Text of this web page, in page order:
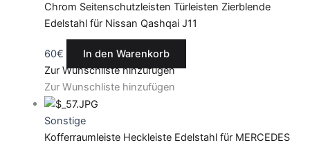
Chrom Seitenschutzleisten Türleisten Zierblende
Edelstahl für Nissan Qashqai J11
60€
In den Warenkorb
Zur Wunschliste hinzufügen
Zur Wunschliste hinzufügen
Sonstige
Kofferraumleiste Heckleiste Edelstahl für MERCEDES